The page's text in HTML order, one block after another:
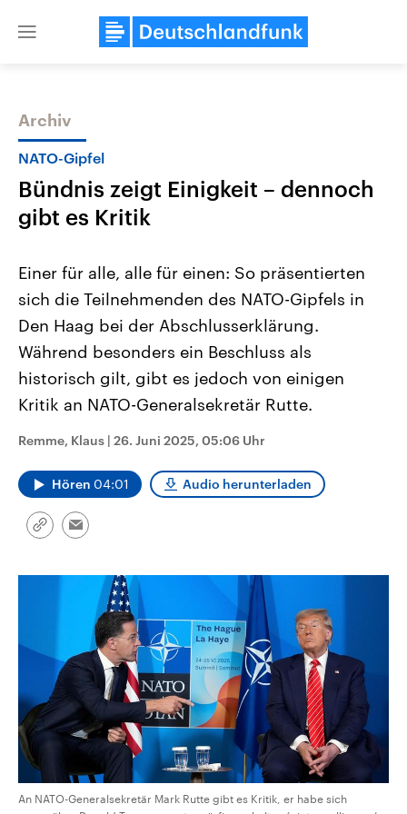
Close
Themen
Landtagswahl Sachsen-Anhalt
2026
Alle Informationen
Sachsen-Anhalt wählt am 6.
September 2026 einen neuen
Landtag. Seit 2021 wird das
Bundesland von einer Koalition aus
Umfragen, Prognosen,
Wahlprogramme, aktuelle Berichte
und Kandidaten der anstehenden
Wahl.
USA
Aktuelle Beiträge,
Hintergründe
Wirtschaftlich und
gehören die Vereinigten
den mächtigsten Ländern
mit großem Einfluss auf
Archiv
NATO-Gipfel
Bündnis zeigt Einigkeit – dennoch
gibt es Kritik
Einer für alle, alle für einen: So präsentierten
sich die Teilnehmenden des NATO-Gipfels in
Den Haag bei der Abschlusserklärung.
Während besonders ein Beschluss als
historisch gilt, gibt es jedoch von einigen
Kritik an NATO-Generalsekretär Rutte.
Remme, Klaus | 26. Juni 2025, 05:06 Uhr
Hören 04:01 Audio herunterladen
Link
Email
An NATO-Generalsekretär Mark Rutte gibt es Kritik, er habe sich